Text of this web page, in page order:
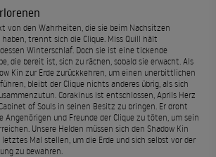
von den Wahrheiten, die sie beim Nachsitzen
trennt sich die Clique. Miss Quill hält
Winterschlaf. Doch sie ist eine tickende
die bereit ist, sich zu rächen, sobald sie erwacht. Als
Kin zur Erde zurückkehren, um einen unerbittlichen
bleibt der Clique nichts anderes übrig, als sich
Corakinus ist entschlossen, Aprils Herz
of Souls in seinen Besitz zu bringen. Er droht
Angehörigen und Freunde der Clique zu töten, um sein
Unsere Helden müssen sich den Shadow Kin
Mal stellen, um die Erde und sich selbst vor der
zu bewahren.